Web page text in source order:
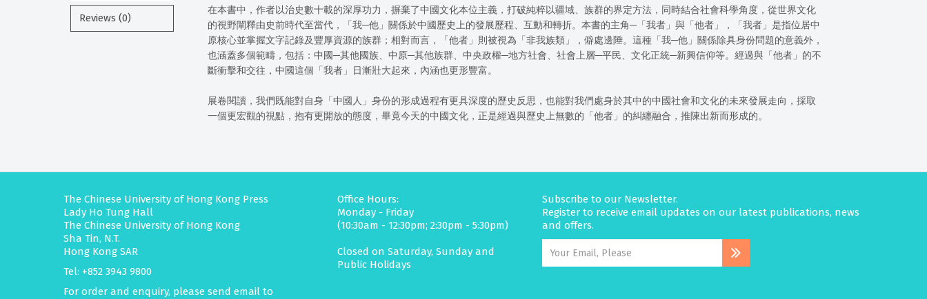
Reviews (0)
在本書中，作者以治史數十載的深厚功力，摒棄了中國文化本位主義，打破純粹以疆域、族群的界定方法，同時結合社會科學角度，從世界文化
的視野闡釋由史前時代至當代，「我─他」關係於中國歷史上的發展歷程、互動和轉折。本書的主角─「我者」與「他者」，「我者」是指位居中
原核心並掌握文字記錄及豐厚資源的族群；相對而言，「他者」則被視為「非我族類」，僻處邊陲。這種「我─他」關係除具身份問題的意義外，
也涵蓋多個範疇，包括：中國─其他國族、中原─其他族群、中央政權─地方社會、社會上層─平民、文化正統─新興信仰等。經過與「他者」的不
斷衝擊和交往，中國這個「我者」日漸壯大起來，內涵也更形豐富。
展卷閱讀，我們既能對自身「中國人」身份的形成過程有更具深度的歷史反思，也能對我們處身於其中的中國社會和文化的未來發展走向，採取
一個更宏觀的視點，抱有更開放的態度，畢竟今天的中國文化，正是經過與歷史上無數的「他者」的糾纏融合，推陳出新而形成的。
The Chinese University of Hong Kong Press
Lady Ho Tung Hall
The Chinese University of Hong Kong
Sha Tin, N.T.
Hong Kong SAR
Tel: +852 3943 9800
For order and enquiry, please send email to
Office Hours:
Monday - Friday
(10:30am - 12:30pm; 2:30pm - 5:30pm)
Closed on Saturday, Sunday and
Public Holidays
Subscribe to our Newsletter.
Register to receive email updates on our latest publications, news
and offers.